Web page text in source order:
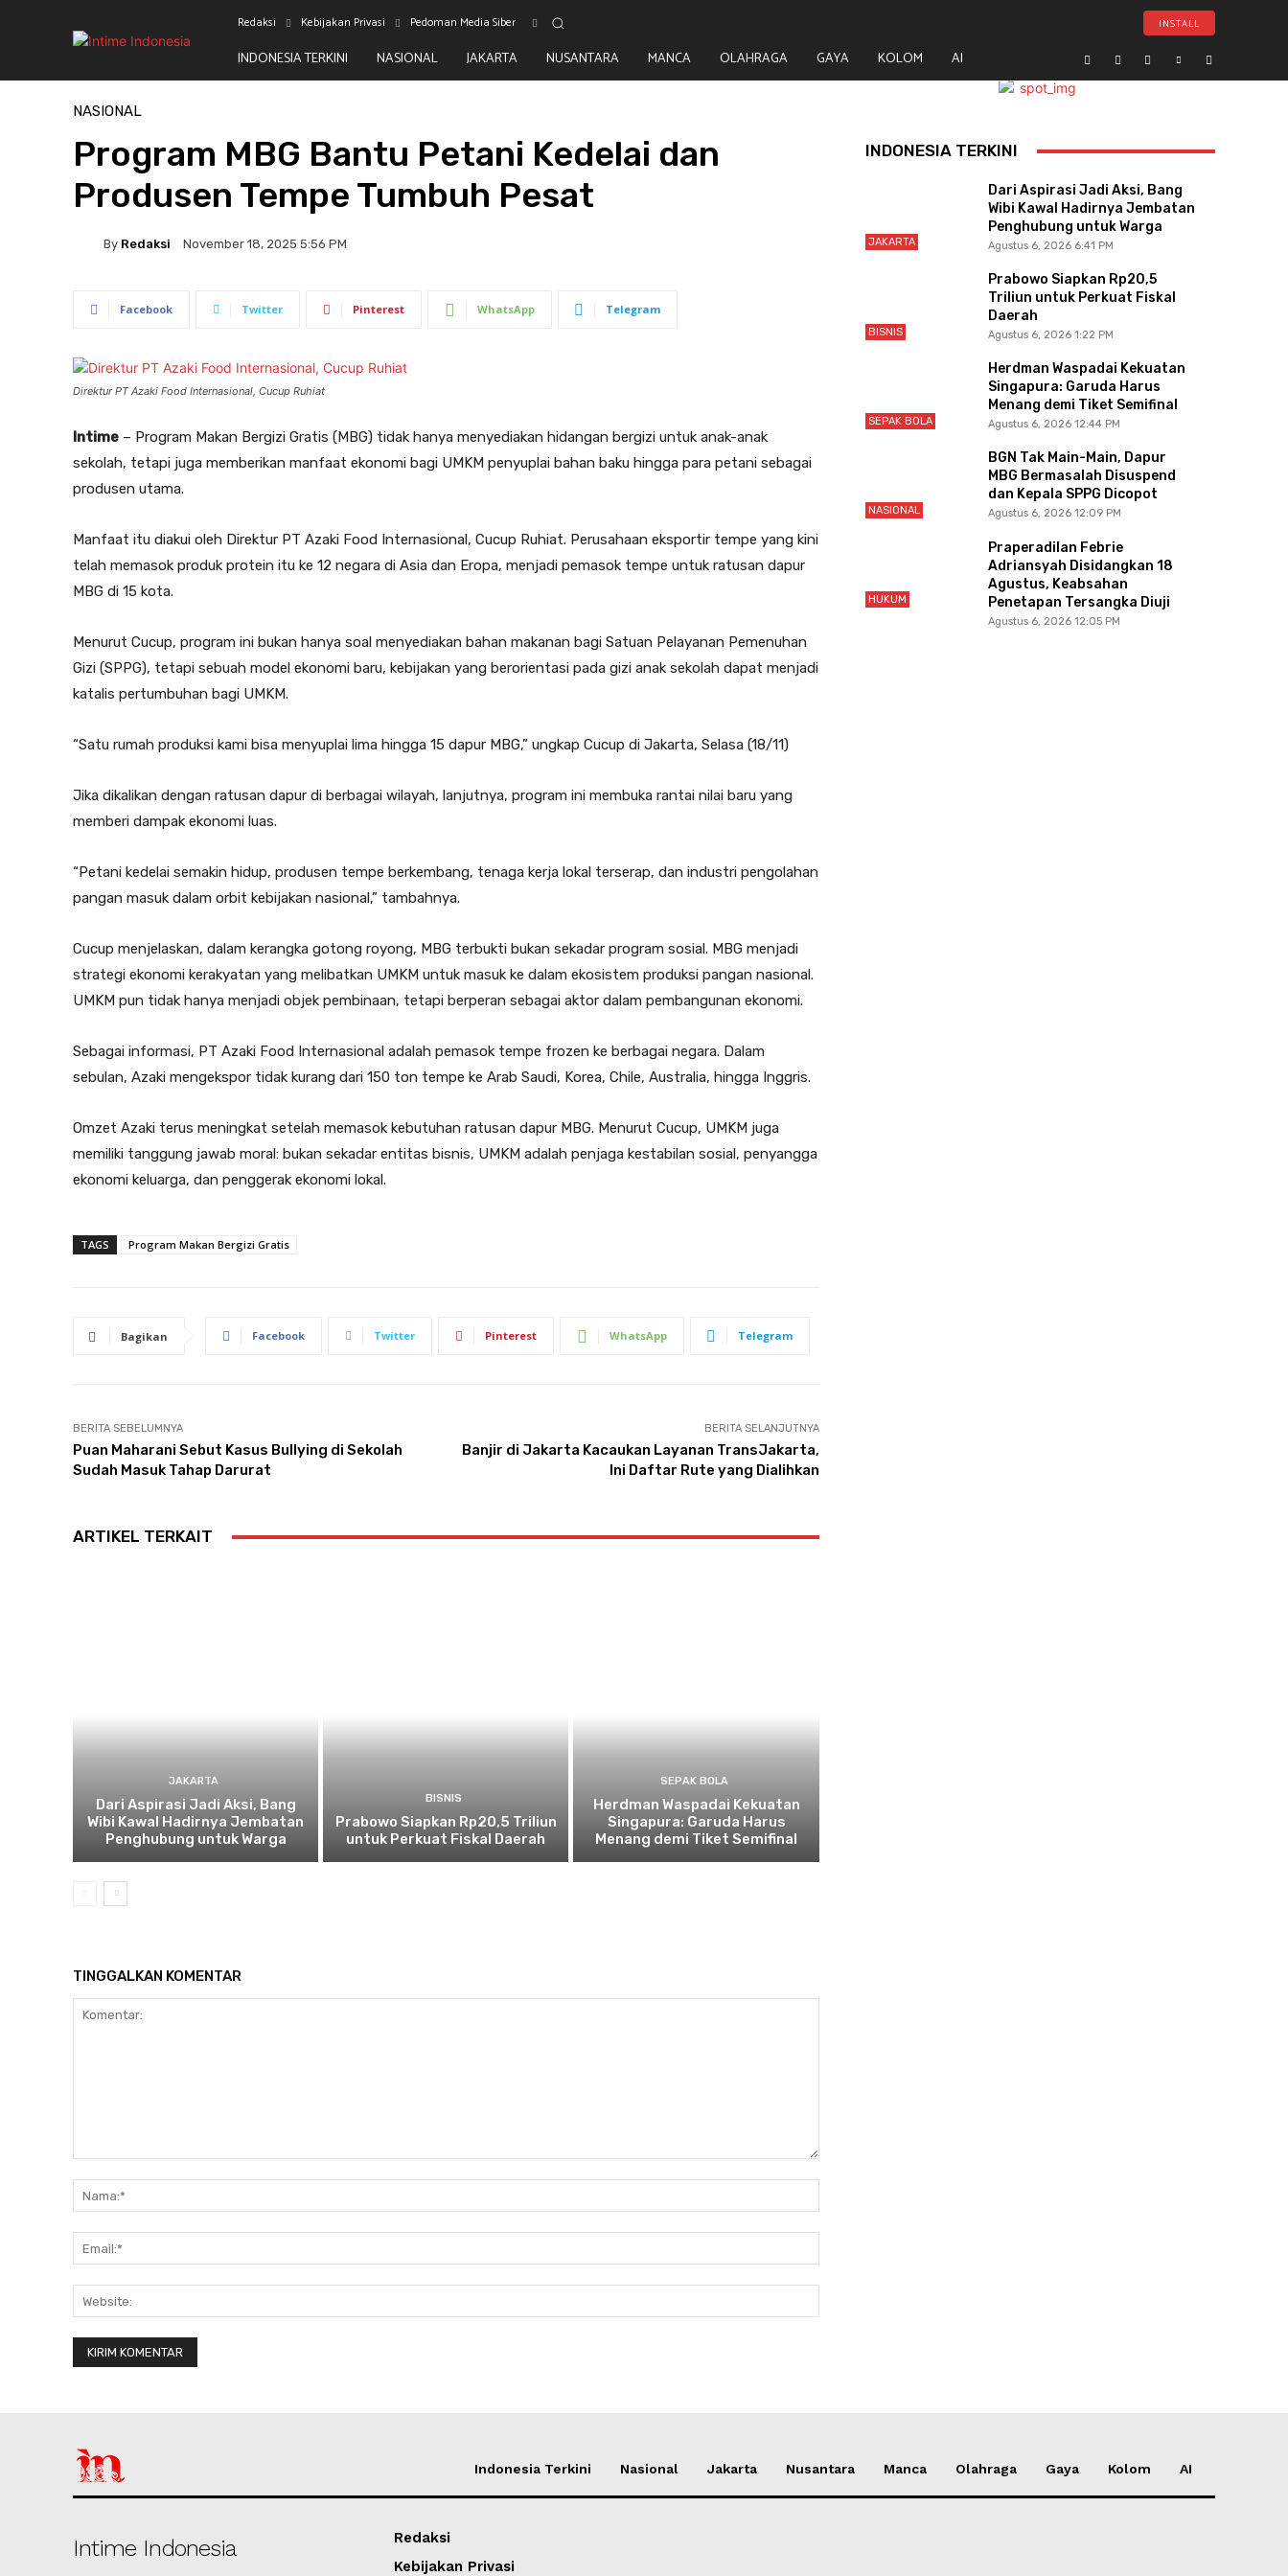
Redaksi Kebijakan Privasi Pedoman Media Siber INSTALL
INDONESIA TERKINI NASIONAL JAKARTA NUSANTARA MANCA OLAHRAGA GAYA KOLOM AI
NASIONAL
Program MBG Bantu Petani Kedelai dan
Produsen Tempe Tumbuh Pesat
By Redaksi November 18, 2025 5:56 PM
Facebook Twitter Pinterest WhatsApp Telegram
Direktur PT Azaki Food Internasional, Cucup Ruhiat
Intime – Program Makan Bergizi Gratis (MBG) tidak hanya menyediakan hidangan bergizi untuk anak-anak
sekolah, tetapi juga memberikan manfaat ekonomi bagi UMKM penyuplai bahan baku hingga para petani sebagai
produsen utama.
Manfaat itu diakui oleh Direktur PT Azaki Food Internasional, Cucup Ruhiat. Perusahaan eksportir tempe yang kini
telah memasok produk protein itu ke 12 negara di Asia dan Eropa, menjadi pemasok tempe untuk ratusan dapur
MBG di 15 kota.
Menurut Cucup, program ini bukan hanya soal menyediakan bahan makanan bagi Satuan Pelayanan Pemenuhan
Gizi (SPPG), tetapi sebuah model ekonomi baru, kebijakan yang berorientasi pada gizi anak sekolah dapat menjadi
katalis pertumbuhan bagi UMKM.
“Satu rumah produksi kami bisa menyuplai lima hingga 15 dapur MBG,” ungkap Cucup di Jakarta, Selasa (18/11)
Jika dikalikan dengan ratusan dapur di berbagai wilayah, lanjutnya, program ini membuka rantai nilai baru yang
memberi dampak ekonomi luas.
“Petani kedelai semakin hidup, produsen tempe berkembang, tenaga kerja lokal terserap, dan industri pengolahan
pangan masuk dalam orbit kebijakan nasional,” tambahnya.
Cucup menjelaskan, dalam kerangka gotong royong, MBG terbukti bukan sekadar program sosial. MBG menjadi
strategi ekonomi kerakyatan yang melibatkan UMKM untuk masuk ke dalam ekosistem produksi pangan nasional.
UMKM pun tidak hanya menjadi objek pembinaan, tetapi berperan sebagai aktor dalam pembangunan ekonomi.
Sebagai informasi, PT Azaki Food Internasional adalah pemasok tempe frozen ke berbagai negara. Dalam
sebulan, Azaki mengekspor tidak kurang dari 150 ton tempe ke Arab Saudi, Korea, Chile, Australia, hingga Inggris.
Omzet Azaki terus meningkat setelah memasok kebutuhan ratusan dapur MBG. Menurut Cucup, UMKM juga
memiliki tanggung jawab moral: bukan sekadar entitas bisnis, UMKM adalah penjaga kestabilan sosial, penyangga
ekonomi keluarga, dan penggerak ekonomi lokal.
TAGS Program Makan Bergizi Gratis
Bagikan Facebook Twitter Pinterest WhatsApp Telegram
BERITA SEBELUMNYA
Puan Maharani Sebut Kasus Bullying di Sekolah
Sudah Masuk Tahap Darurat
BERITA SELANJUTNYA
Banjir di Jakarta Kacaukan Layanan TransJakarta,
Ini Daftar Rute yang Dialihkan
ARTIKEL TERKAIT
JAKARTA
Dari Aspirasi Jadi Aksi, Bang
Wibi Kawal Hadirnya Jembatan
Penghubung untuk Warga
BISNIS
Prabowo Siapkan Rp20,5 Triliun
untuk Perkuat Fiskal Daerah
SEPAK BOLA
Herdman Waspadai Kekuatan
Singapura: Garuda Harus
Menang demi Tiket Semifinal
TINGGALKAN KOMENTAR
INDONESIA TERKINI
JAKARTA
Dari Aspirasi Jadi Aksi, Bang
Wibi Kawal Hadirnya Jembatan
Penghubung untuk Warga
Agustus 6, 2026 6:41 PM
BISNIS
Prabowo Siapkan Rp20,5
Triliun untuk Perkuat Fiskal
Daerah
Agustus 6, 2026 1:22 PM
SEPAK BOLA
Herdman Waspadai Kekuatan
Singapura: Garuda Harus
Menang demi Tiket Semifinal
Agustus 6, 2026 12:44 PM
NASIONAL
BGN Tak Main-Main, Dapur
MBG Bermasalah Disuspend
dan Kepala SPPG Dicopot
Agustus 6, 2026 12:09 PM
HUKUM
Praperadilan Febrie
Adriansyah Disidangkan 18
Agustus, Keabsahan
Penetapan Tersangka Diuji
Agustus 6, 2026 12:05 PM
Indonesia Terkini Nasional Jakarta Nusantara Manca Olahraga Gaya Kolom AI
Intime Indonesia
Redaksi
Kebijakan Privasi